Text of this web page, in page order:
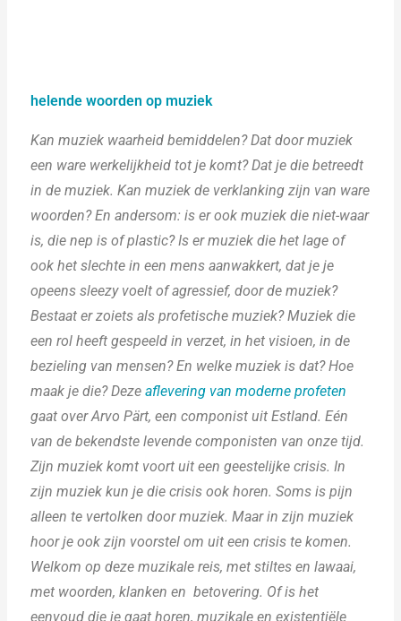
helende woorden op muziek
Kan muziek waarheid bemiddelen? Dat door muziek
een ware werkelijkheid tot je komt? Dat je die betreedt
in de muziek. Kan muziek de verklanking zijn van ware
woorden? En andersom: is er ook muziek die niet-waar
is, die nep is of plastic? Is er muziek die het lage of
ook het slechte in een mens aanwakkert, dat je je
opeens sleezy voelt of agressief, door de muziek?
Bestaat er zoiets als profetische muziek? Muziek die
een rol heeft gespeeld in verzet, in het visioen, in de
bezieling van mensen? En welke muziek is dat? Hoe
maak je die? Deze aflevering van moderne profeten
gaat over Arvo Pärt, een componist uit Estland. Eén
van de bekendste levende componisten van onze tijd.
Zijn muziek komt voort uit een geestelijke crisis. In
zijn muziek kun je die crisis ook horen. Soms is pijn
alleen te vertolken door muziek. Maar in zijn muziek
hoor je ook zijn voorstel om uit een crisis te komen.
Welkom op deze muzikale reis, met stiltes en lawaai,
met woorden, klanken en betovering. Of is het
eenvoud die je gaat horen, muzikale en existentiële